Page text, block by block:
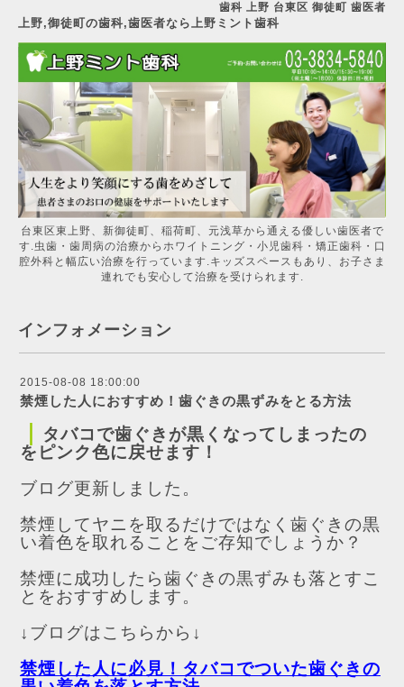
歯科 上野 台東区 御徒町 歯医者
上野,御徒町の歯科,歯医者なら上野ミント歯科
台東区東上野、新御徒町、稲荷町、元浅草から通える優しい歯医者で
す.虫歯・歯周病の治療からホワイトニング・小児歯科・矯正歯科・口
腔外科と幅広い治療を行っています.キッズスペースもあり、お子さま
連れでも安心して治療を受けられます.
インフォメーション
2015-08-08 18:00:00
禁煙した人におすすめ！歯ぐきの黒ずみをとる方法
タバコで歯ぐきが黒くなってしまったの
をピンク色に戻せます！
ブログ更新しました。
禁煙してヤニを取るだけではなく歯ぐきの黒
い着色を取れることをご存知でしょうか？
禁煙に成功したら歯ぐきの黒ずみも落とすこ
とをおすすめします。
↓ブログはこちらから↓
禁煙した人に必見！タバコでついた歯ぐきの